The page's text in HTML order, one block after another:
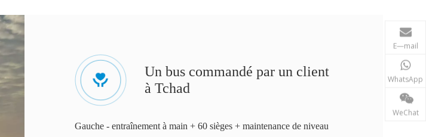
Un bus commandé par un client
à Tchad
Gauche - entraînement à main + 60 sièges + maintenance de niveau
E—mail
WhatsApp
WeChat